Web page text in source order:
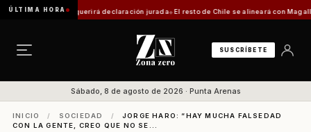
ÚLTIMA HORA
trámite requerirá declaración jurada El resto de Chile se alineará con Magallanes:
SUSCRÍBETE
Sábado, 8 de agosto de 2026 · Punta Arenas
INICIO / SOCIEDAD /
JORGE HARO: “HAY MUCHA FALSEDAD
CON LA GENTE, CREO QUE NO SE...